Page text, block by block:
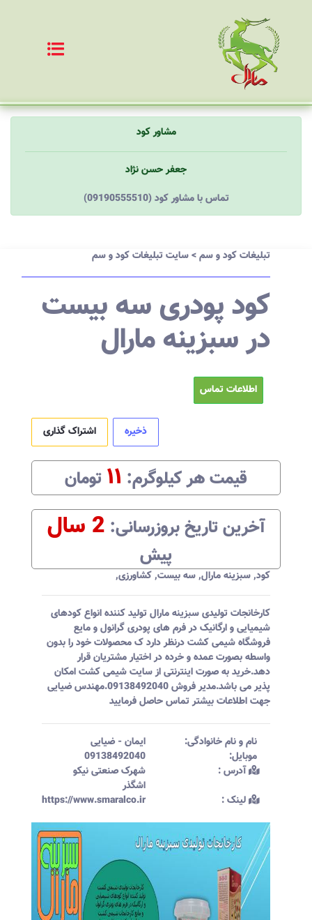
مشاور کود
جعفر حسن نژاد
(09190555510) تماس با مشاور کود
تبلیغات کود و سم>سایت تبلیغات کود و سم
کود پودری سه بیست
در سبزینه مارال
اطلاعات تماس
ذخیره اشتراک گذاری
قیمت هرکیلوگرم:‌ ۱۱ تومان
آخرین تاریخ بروزرسانی:‌ 2 سال
پیش
کود,سبزینه مارال,سه بیست,کشاورزی,
کارخانجات تولیدی سبزینه مارال تولید کننده انواع کودهای
شیمیایی و ارگانیک در فرم های پودری گرانول و مایع
فروشگاه شیمی کشت درنظر دارد ک محصولات خود را بدون
واسطه بصورت عمده و خرده در اختیار مشتریان قرار
دهد.خرید به صورت اینترنتی از سایت شیمی کشت امکان
پذیر می باشد.مدیر فروش 09138492040.مهندس ضیایی
جهت اطلاعات بیشتر تماس حاصل فرمایید
نام و نام خانوادگی:‌ ایمان - ضیایی
موبایل:‌
09138492040
آدرس :‌
شهرک صنعتی نیکو
اشگذر
لینک :‌
https://www.smaralco.ir